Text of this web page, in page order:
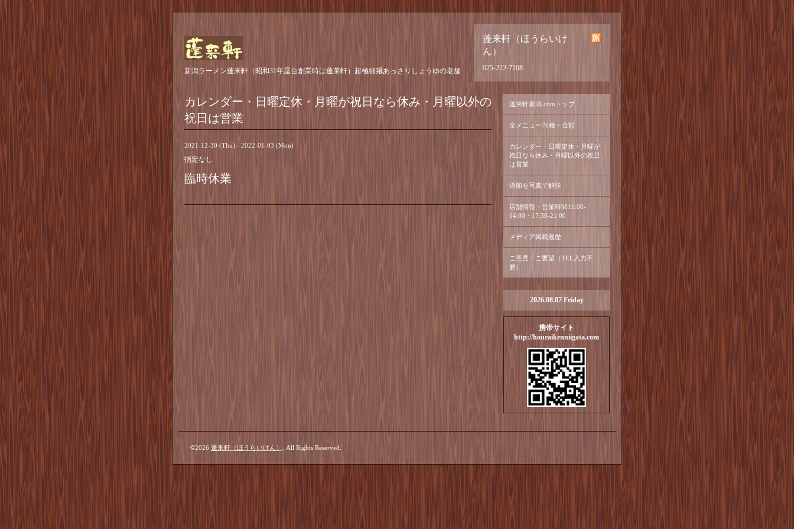
蓬来軒（ほうらいけ
ん）
025-222-7208
新潟ラーメン蓬来軒（昭和31年屋台創業時は蓬莱軒）超極細麺あっさりしょうゆの老舗
カレンダー・日曜定休・月曜が祝日なら休み・月曜以外の
祝日は営業
2021-12-30 (Thu) - 2022-01-03 (Mon)
指定なし
臨時休業
蓬来軒新潟.comトップ
全メニュー70種・金額
カレンダー・日曜定休・月曜が
祝日なら休み・月曜以外の祝日
は営業
道順を写真で解説
店舗情報・営業時間11:00-
14:00・17:30-21:00
メディア掲載履歴
ご意見・ご要望（TEL入力不
要）
2026.08.07 Friday
携帯サイト
http://houraikenniigata.com
©2026 蓬来軒（ほうらいけん） . All Rights Reserved.